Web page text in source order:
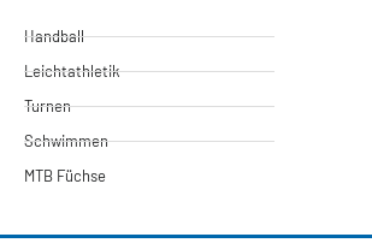
Handball
Leichtathletik
Turnen
Schwimmen
MTB Füchse